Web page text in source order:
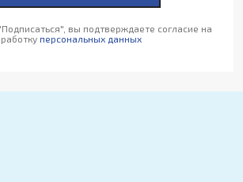
вы подтверждаете согласие на
персональных данных